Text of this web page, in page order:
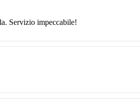
Servizio impeccabile!